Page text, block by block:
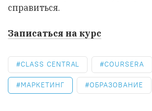
справиться.
Записаться на курс
CLASS CENTRAL COURSERA
МАРКЕТИНГ ОБРАЗОВАНИЕ